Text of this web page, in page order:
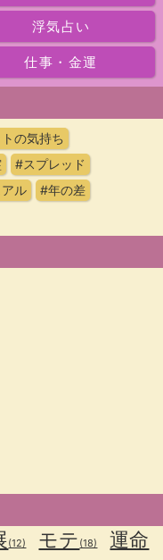
浮気占い
仕事・金運
の気持ち
#スプレッド
ル
#年の差
(12) モテ (18)
運命